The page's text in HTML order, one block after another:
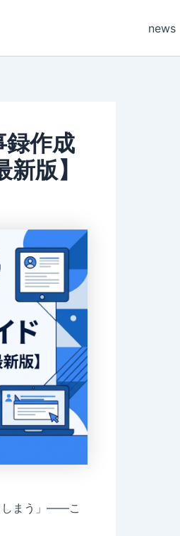
news
作成
版】
しまう」——こ